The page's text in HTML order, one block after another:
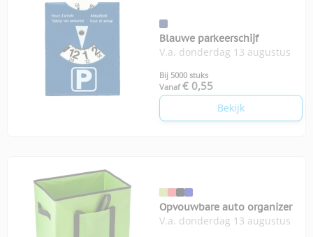
Blauwe parkeerschijf
V.a. donderdag 13 augustus
Bij 5000 stuks
Vanaf € 0,55
Bekijk
Opvouwbare auto organizer
V.a. donderdag 13 augustus